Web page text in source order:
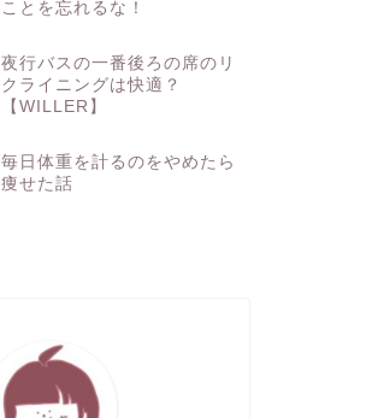
ことを忘れるな！
夜行バスの一番後ろの席のリ
クライニングは快適？
【WILLER】
毎日体重を計るのをやめたら
痩せた話